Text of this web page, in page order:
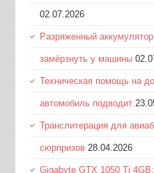
02.07.2026
Разряженный
замёрзнуть у машины
Техническая помощь на
автомобиль подводит
Транслитерация для
сюрпризов 28.04.2026
Gigabyte GTX 1050 Ti